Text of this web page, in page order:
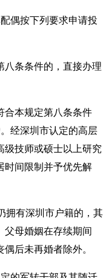
偶按下列要求申请投
条条件的，直接办理
本规定第八条条件
经深圳市认定的高层
级技师或硕士以上研究
时间限制并予优先解
拥有深圳市户籍的，其
父母婚姻在存续期间
后未再婚者除外。